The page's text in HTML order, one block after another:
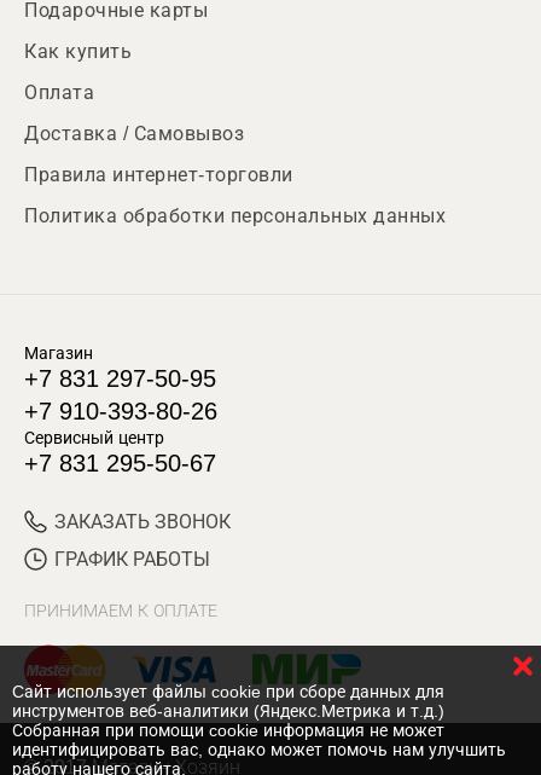
Подарочные карты
Как купить
Оплата
Доставка / Самовывоз
Правила интернет-торговли
Политика обработки персональных данных
Магазин
+7 831 297-50-95
+7 910-393-80-26
Сервисный центр
+7 831 295-50-67
ЗАКАЗАТЬ ЗВОНОК
ГРАФИК РАБОТЫ
ПРИНИМАЕМ К ОПЛАТЕ
© 2017 Магазин Хозяин
Cайт использует файлы cookie при сборе данных для
инструментов веб-аналитики (Яндекс.Метрика и т.д.)
Собранная при помощи cookie информация не может
идентифицировать вас, однако может помочь нам улучшить
работу нашего сайта.